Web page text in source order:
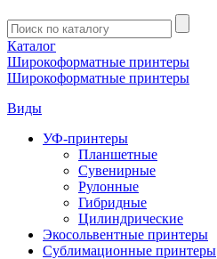
Введите
запрос
Каталог
Широкоформатные принтеры
Широкоформатные принтеры
Виды
УФ-принтеры
Планшетные
Сувенирные
Рулонные
Гибридные
Цилиндрические
Экосольвентные принтеры
Сублимационные принтеры